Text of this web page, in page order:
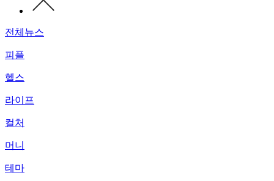
전체뉴스
피플
헬스
라이프
컬처
머니
테마